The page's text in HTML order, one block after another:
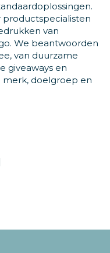
productspecialisten
van
We beantwoorden
van duurzame
giveaways en
merk, doelgroep en